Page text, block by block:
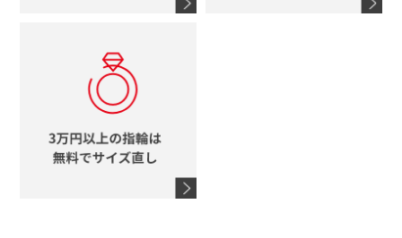
スタージュエリー
ウノアエレ
タグホイヤー